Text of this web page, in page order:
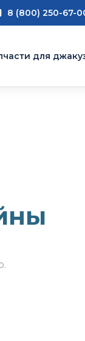
8 (800) 250-67-
для